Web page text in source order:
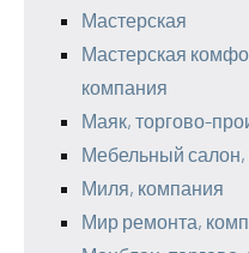
Мастерская
Мастерская
компания
Маяк, торгово-
Мебельный
Миля, компания
Мир ремонта,